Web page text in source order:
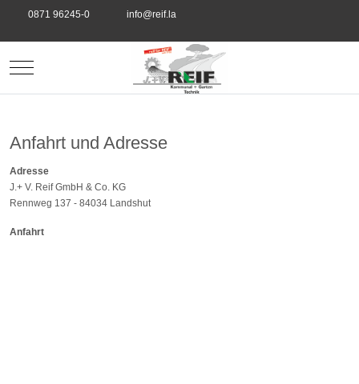
0871 96245-0 info@reif.la
Mobile Menu Toggle
Anfahrt und Adresse
Adresse
J.+ V. Reif GmbH & Co. KG
Rennweg 137 - 84034 Landshut
Anfahrt